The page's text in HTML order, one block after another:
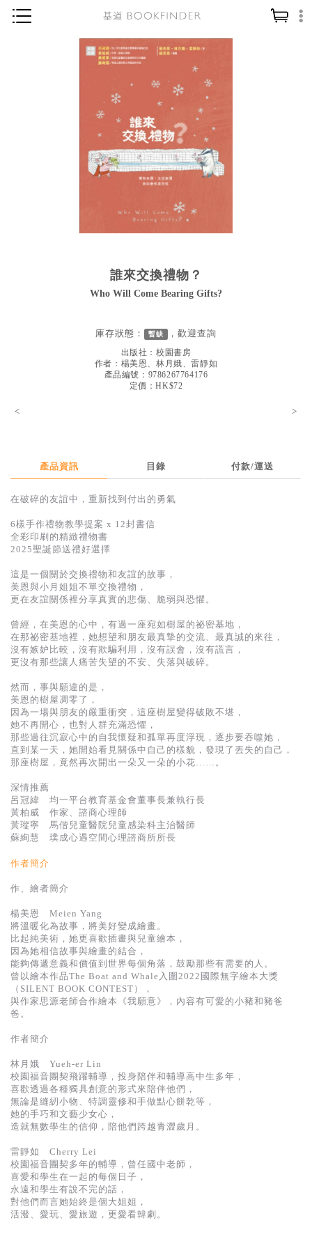
神學／教義
教會歷史
靈修／禱告
哲學／宗教比較
見證／傳記
得獎作品推介
暢銷榜
中文二手書
英文二手書
精選英文書
電子書
基道 Top 50
誰來交換禮物？
Who Will Come Bearing Gifts?
庫存狀態： 暫缺 ，歡迎查詢
出版社： 校園書房
作者： 楊美恩、林月娥、雷靜如
產品編號：9786267764176
定價：HK$72
< >
產品資訊 目錄 付款/運送
在破碎的友誼中，重新找到付出的勇氣
6樣手作禮物教學提案 x 12封書信
全彩印刷的精緻禮物書
2025聖誕節送禮好選擇
這是一個關於交換禮物和友誼的故事，
美恩與小月姐姐不單交換禮物，
更在友誼關係裡分享真實的悲傷、脆弱與恐懼。
曾經，在美恩的心中，有過一座宛如樹屋的祕密基地，
在那祕密基地裡，她想望和朋友最真摯的交流、最真誠的來往，
沒有嫉妒比較，沒有欺騙利用，沒有誤會，沒有謊言，
更沒有那些讓人痛苦失望的不安、失落與破碎。
然而，事與願違的是，
美恩的樹屋凋零了，
因為一場與朋友的嚴重衝突，這座樹屋變得破敗不堪，
她不再開心，也對人群充滿恐懼，
那些過往沉寂心中的自我懷疑和孤單再度浮現，逐步要吞噬她，
直到某一天，她開始看見關係中自己的樣貌，發現了丟失的自己，
那座樹屋，竟然再次開出一朵又一朵的小花……。
深情推薦
呂冠緯 均一平台教育基金會董事長兼執行長
黃柏威 作家、諮商心理師
黃瑽寧 馬偕兒童醫院兒童感染科主治醫師
蘇絢慧 璞成心遇空間心理諮商所所長
作者簡介
作、繪者簡介
楊美恩 Meien Yang
將溫暖化為故事，將美好變成繪畫。
比起純美術，她更喜歡插畫與兒童繪本，
因為她相信故事與繪畫的結合，
能夠傳遞意義和價值到世界每個角落，鼓勵那些有需要的人。
曾以繪本作品The Boat and Whale入圍2022國際無字繪本大獎
（SILENT BOOK CONTEST），
與作家思源老師合作繪本《我願意》，內容有可愛的小豬和豬爸
爸。
作者簡介
林月娥 Yueh-er Lin
校園福音團契飛躍輔導，投身陪伴和輔導高中生多年，
喜歡透過各種獨具創意的形式來陪伴他們，
無論是縫紉小物、特調靈修和手做點心餅乾等，
她的手巧和文藝少女心，
造就無數學生的信仰，陪他們跨越青澀歲月。
雷靜如 Cherry Lei
校園福音團契多年的輔導，曾任國中老師，
喜愛和學生在一起的每個日子，
永遠和學生有說不完的話，
對他們而言她始終是個大姐姐，
活潑、愛玩、愛旅遊，更愛看韓劇。